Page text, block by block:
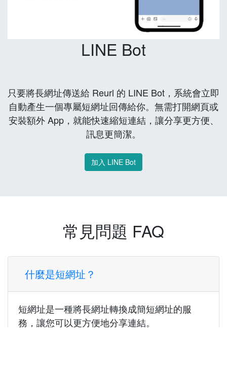
LINE Bot
只要將長網址傳送給 Reurl 的 LINE Bot，系統會立即
自動產生一個專屬短網址回傳給你。無需打開網頁或
安裝額外 App，就能快速縮短連結，讓分享更方便、
訊息更簡潔。
加入 LINE Bot
常見問題 FAQ
什麼是短網址？
短網址是一種將長網址轉換成簡短網址的服
務，讓您可以更方便地分享連結。